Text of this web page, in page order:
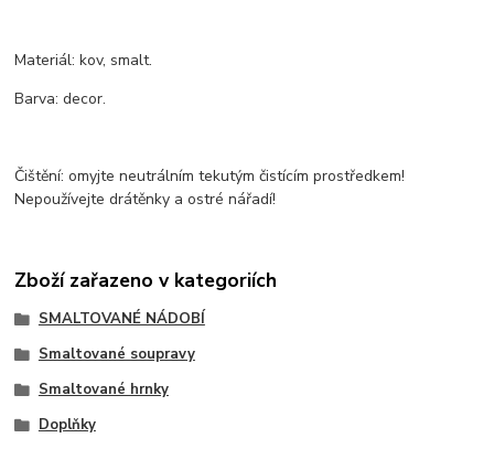
Materiál: kov, smalt.
Barva: decor.
Čištění: omyjte neutrálním tekutým čistícím prostředkem!
Nepoužívejte drátěnky a ostré nářadí!
Zboží zařazeno v kategoriích
SMALTOVANÉ NÁDOBÍ
Smaltované soupravy
Smaltované hrnky
Doplňky